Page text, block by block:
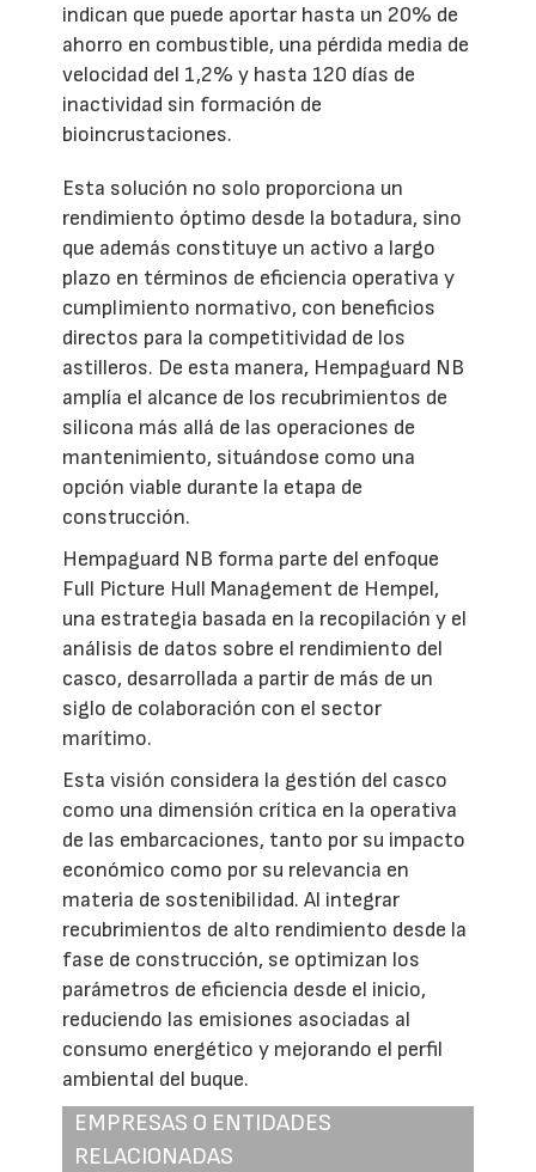
indican que puede aportar hasta un 20% de
ahorro en combustible, una pérdida media de
velocidad del 1,2% y hasta 120 días de
inactividad sin formación de
bioincrustaciones.
Esta solución no solo proporciona un
rendimiento óptimo desde la botadura, sino
que además constituye un activo a largo
plazo en términos de eficiencia operativa y
cumplimiento normativo, con beneficios
directos para la competitividad de los
astilleros. De esta manera, Hempaguard NB
amplía el alcance de los recubrimientos de
silicona más allá de las operaciones de
mantenimiento, situándose como una
opción viable durante la etapa de
construcción.
Hempaguard NB forma parte del enfoque
Full Picture Hull Management de Hempel,
una estrategia basada en la recopilación y el
análisis de datos sobre el rendimiento del
casco, desarrollada a partir de más de un
siglo de colaboración con el sector
marítimo.
Esta visión considera la gestión del casco
como una dimensión crítica en la operativa
de las embarcaciones, tanto por su impacto
económico como por su relevancia en
materia de sostenibilidad. Al integrar
recubrimientos de alto rendimiento desde la
fase de construcción, se optimizan los
parámetros de eficiencia desde el inicio,
reduciendo las emisiones asociadas al
consumo energético y mejorando el perfil
ambiental del buque.
EMPRESAS O ENTIDADES
RELACIONADAS